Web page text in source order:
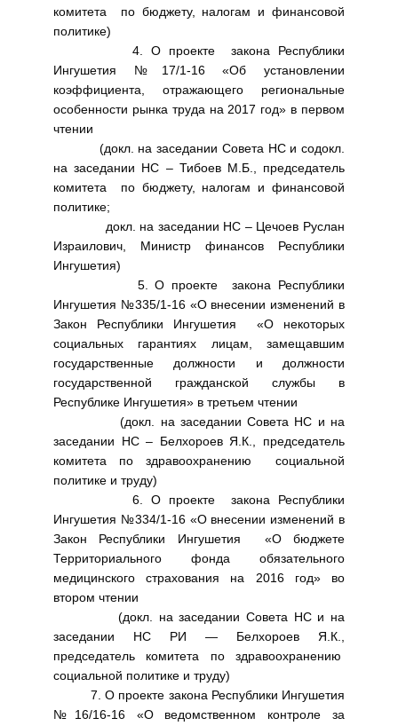
комитета по бюджету, налогам и финансовой
политике)
4. О проекте закона Республики
Ингушетия №17/1-16 «Об установлении
коэффициента, отражающего региональные
особенности рынка труда на 2017 год» в первом
чтении
(докл. на заседании Совета НС и содокл.
на заседании НС – Тибоев М.Б., председатель
комитета по бюджету, налогам и финансовой
политике;
докл. на заседании НС – Цечоев Руслан
Израилович, Министр финансов Республики
Ингушетия)
5. О проекте закона Республики
Ингушетия №335/1-16 «О внесении изменений в
Закон Республики Ингушетия «О некоторых
социальных гарантиях лицам, замещавшим
государственные должности и должности
государственной гражданской службы в
Республике Ингушетия» в третьем чтении
(докл. на заседании Совета НС и на
заседании НС – Белхороев Я.К., председатель
комитета по здравоохранению социальной
политике и труду)
6. О проекте закона Республики
Ингушетия №334/1-16 «О внесении изменений в
Закон Республики Ингушетия «О бюджете
Территориального фонда обязательного
медицинского страхования на 2016 год» во
втором чтении
(докл. на заседании Совета НС и на
заседании НС РИ — Белхороев Я.К.,
председатель комитета по здравоохранению
социальной политике и труду)
7. О проекте закона Республики Ингушетия
№16/16-16 «О ведомственном контроле за